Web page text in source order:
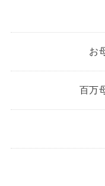
お
百万